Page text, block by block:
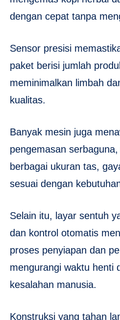
dengan cepat tanpa
Sensor presisi
paket berisi jumlah
meminimalkan limbah
kualitas.
Banyak mesin juga
pengemasan
berbagai ukuran tas,
sesuai dengan
Selain itu, layar sentuh
dan kontrol otomatis
proses penyiapan dan
mengurangi waktu henti
kesalahan manusia.
Konstruksi yang tahan